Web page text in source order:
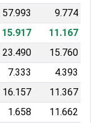
57.993
9.774
15.917
11.167
23.490
15.760
7.333
4.393
16.157
11.367
1.658
11.662